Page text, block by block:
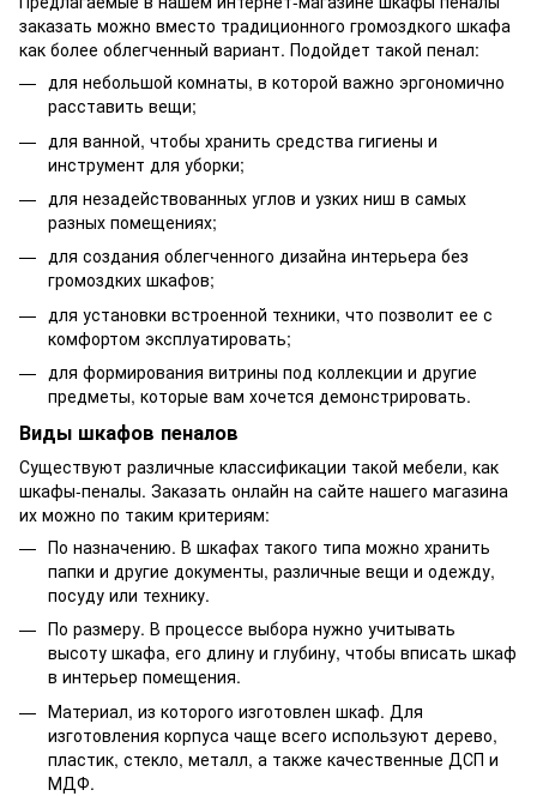
заказать можно вместо традиционного громоздкого шкафа
как более облегченный вариант. Подойдет такой пенал:
для небольшой комнаты, в которой важно эргономично
расставить вещи;
для ванной, чтобы хранить средства гигиены и
инструмент для уборки;
для незадействованных углов и узких ниш в самых
разных помещениях;
для создания облегченного дизайна интерьера без
громоздких шкафов;
для установки встроенной техники, что позволит ее с
комфортом эксплуатировать;
для формирования витрины под коллекции и другие
предметы, которые вам хочется демонстрировать.
Виды шкафов пеналов
Существуют различные классификации такой мебели, как
шкафы-пеналы. Заказать онлайн на сайте нашего магазина
их можно по таким критериям:
По назначению. В шкафах такого типа можно хранить
папки и другие документы, различные вещи и одежду,
посуду или технику.
По размеру. В процессе выбора нужно учитывать
высоту шкафа, его длину и глубину, чтобы вписать шкаф
в интерьер помещения.
Материал, из которого изготовлен шкаф. Для
изготовления корпуса чаще всего используют дерево,
пластик, стекло, металл, а также качественные ДСП и
МДФ.